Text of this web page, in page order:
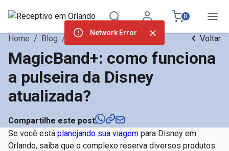
0
Home / Blog / Notícias Voltar
MagicBand+: como funciona
a pulseira da Disney
atualizada?
Compartilhe este post
Se você está planejando sua viagem para Disney em
Orlando, saiba que o complexo reserva diversos produtos
Network Error